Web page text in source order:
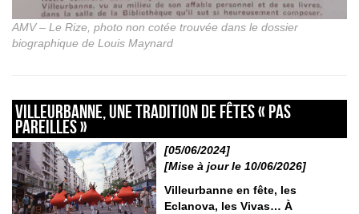
AMV – Le Rize, photo non cotée trouvée dans le dossier
biographique de Louis Maynard
Villeurbanne, une tradition de fêtes « pas
pareilles »
[05/06/2024]
[Mise à jour le 10/06/2026]
Villeurbanne en fête, les
Eclanova, les Vivas… À